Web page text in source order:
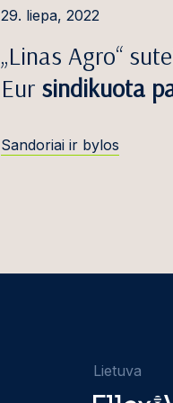
29. liepa, 2022
„Linas Agro“
Eur sindikuota
Sandoriai ir bylos
Lietuva